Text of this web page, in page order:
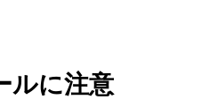
ルに注意